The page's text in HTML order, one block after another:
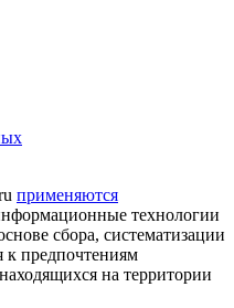
применяются
технологии
сбора, систематизации
к предпочтениям
на территории